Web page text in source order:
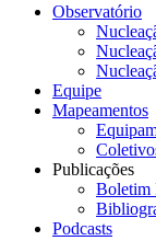
Observatório
Equipe
Mapeamentos
Publicações
Boletim
Podcasts